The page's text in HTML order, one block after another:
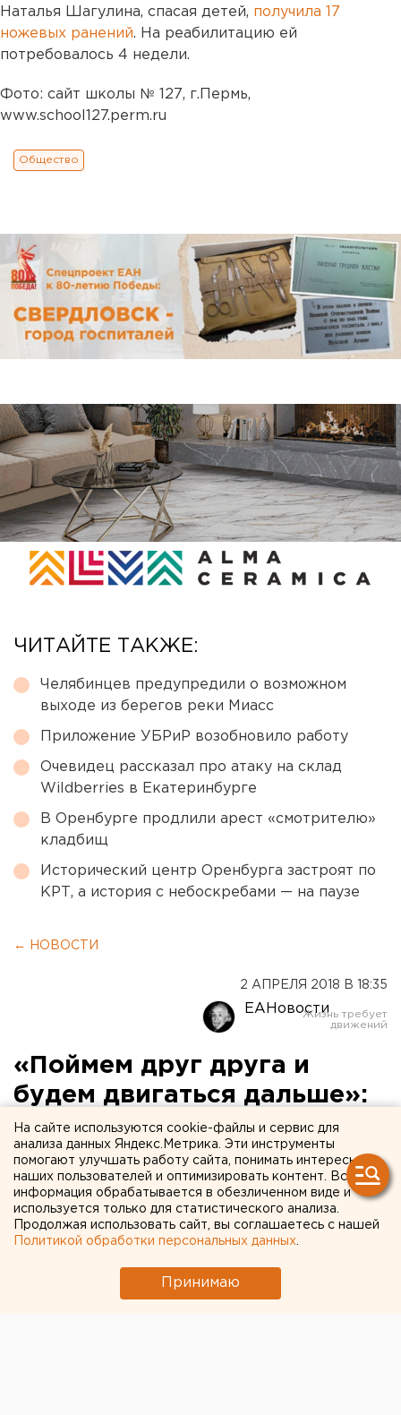
Наталья Шагулина, спасая детей, получила 17
ножевых ранений. На реабилитацию ей
потребовалось 4 недели.
Фото: сайт школы № 127, г.Пермь,
www.school127.perm.ru
Общество
ЧИТАЙТЕ ТАКЖЕ:
Челябинцев предупредили о возможном
выходе из берегов реки Миасс
Приложение УБРиР возобновило работу
Очевидец рассказал про атаку на склад
Wildberries в Екатеринбурге
В Оренбурге продлили арест «смотрителю»
кладбищ
Исторический центр Оренбурга застроят по
КРТ, а история с небоскребами — на паузе
← НОВОСТИ
2 АПРЕЛЯ 2018 В 18:35
ЕАНовости
«Поймем друг друга и
будем двигаться дальше»:
УГМК готовит проект
стройки на месте
телебашни к
общественному
обсуждению
На сайте используются cookie-файлы и сервис для
анализа данных Яндекс.Метрика. Эти инструменты
помогают улучшать работу сайта, понимать интересы
наших пользователей и оптимизировать контент. Вся
информация обрабатывается в обезличенном виде и
используется только для статистического анализа.
Продолжая использовать сайт, вы соглашаетесь с нашей
Политикой обработки персональных данных
Принимаю